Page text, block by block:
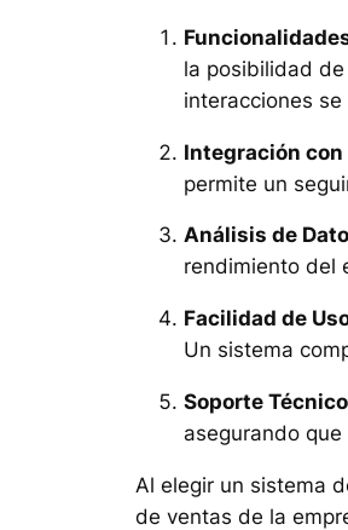
la posibilidad
interacciones
Integración con
permite un
Análisis de
rendimiento del
Facilidad de
Un sistema
Soporte Técnico
asegurando
Al elegir un sistema
de ventas de la